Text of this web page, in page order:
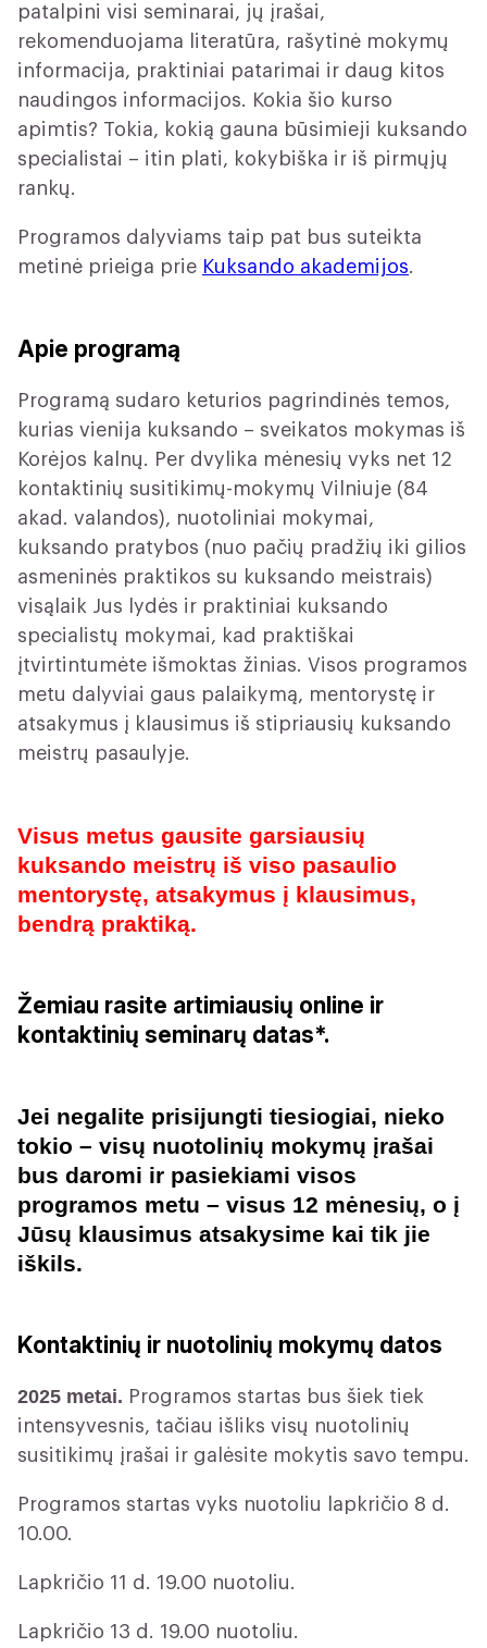
patalpini visi seminarai, jų įrašai,
rekomenduojama literatūra, rašytinė mokymų
informacija, praktiniai patarimai ir daug kitos
naudingos informacijos. Kokia šio kurso
apimtis? Tokia, kokią gauna būsimieji kuksando
specialistai – itin plati, kokybiška ir iš pirmųjų
rankų.
Programos dalyviams taip pat bus suteikta
metinė prieiga prie Kuksando akademijos.
Apie programą
Programą sudaro keturios pagrindinės temos,
kurias vienija kuksando – sveikatos mokymas iš
Korėjos kalnų. Per dvylika mėnesių vyks net 12
kontaktinių susitikimų-mokymų Vilniuje (84
akad. valandos), nuotoliniai mokymai,
kuksando pratybos (nuo pačių pradžių iki gilios
asmeninės praktikos su kuksando meistrais)
visąlaik Jus lydės ir praktiniai kuksando
specialistų mokymai, kad praktiškai
įtvirtintumėte išmoktas žinias. Visos programos
metu dalyviai gaus palaikymą, mentorystę ir
atsakymus į klausimus iš stipriausių kuksando
meistrų pasaulyje.
Visus metus gausite garsiausių
kuksando meistrų iš viso pasaulio
mentorystę, atsakymus į klausimus,
bendrą praktiką.
Žemiau rasite artimiausių online ir
kontaktinių seminarų datas*.
Jei negalite prisijungti tiesiogiai, nieko
tokio – visų nuotolinių mokymų įrašai
bus daromi ir pasiekiami visos
programos metu – visus 12 mėnesių, o į
Jūsų klausimus atsakysime kai tik jie
iškils.
Kontaktinių ir nuotolinių mokymų datos
2025 metai. Programos startas bus šiek tiek
intensyvesnis, tačiau išliks visų nuotolinių
susitikimų įrašai ir galėsite mokytis savo tempu.
Programos startas vyks nuotoliu lapkričio 8 d.
10.00.
Lapkričio 11 d. 19.00 nuotoliu.
Lapkričio 13 d. 19.00 nuotoliu.